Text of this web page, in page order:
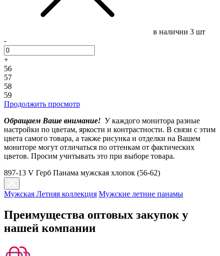
в наличии 3 шт
-
+
56
57
58
59
Продолжить просмотр
Обращаем Ваше внимание! У каждого монитора разные
настройки по цветам, яркости и контрастности. В связи с этим
цвета самого товара, а также рисунка и отделки на Вашем
мониторе могут отличаться по оттенкам от фактических
цветов. Просим учитывать это при выборе товара.
897-13 V Герб Панама мужская хлопок (56-62)
Мужская Летняя коллекция Мужские летние панамы
Преимущества оптовых закупок у
нашей компании